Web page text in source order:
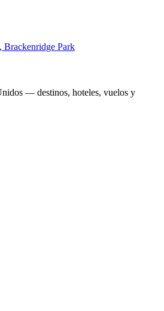
Brackenridge Park
— destinos, hoteles, vuelos y